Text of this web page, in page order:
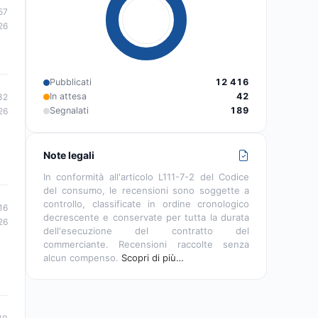
Pubblicati
12 416
In attesa
42
Segnalati
189
Note legali
In conformità all'articolo L111-7-2 del Codice
del consumo, le recensioni sono soggette a
controllo, classificate in ordine cronologico
decrescente e conservate per tutta la durata
dell'esecuzione del contratto del
commerciante. Recensioni raccolte senza
alcun compenso. Scopri di più…